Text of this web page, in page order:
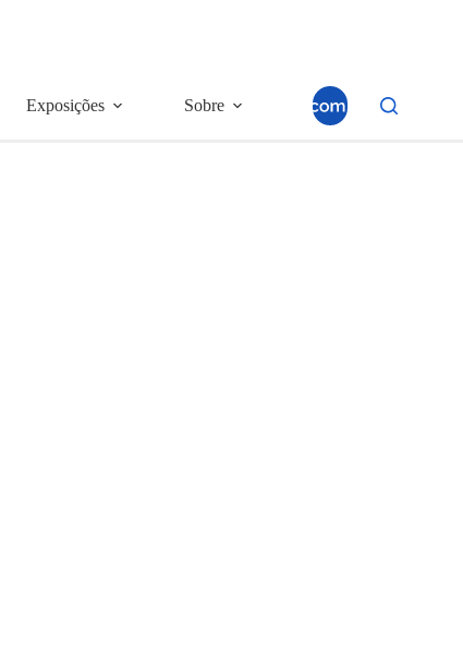
Exposições Sobre